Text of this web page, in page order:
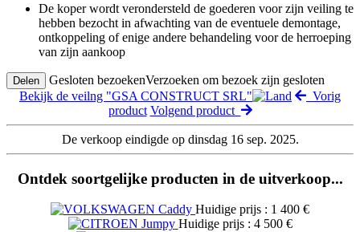
De koper wordt verondersteld de goederen voor zijn veiling te
hebben bezocht in afwachting van de eventuele demontage,
ontkoppeling of enige andere behandeling voor de herroeping
van zijn aankoop
Delen Gesloten bezoekenVerzoeken om bezoek zijn gesloten
Bekijk de veilng "GSA CONSTRUCT SRL"
Vorig
product Volgend product
De verkoop eindigde op dinsdag 16 sep. 2025.
Ontdek soortgelijke producten in de uitverkoop...
Huidige prijs : 1 400 €
Huidige prijs : 4 500 €